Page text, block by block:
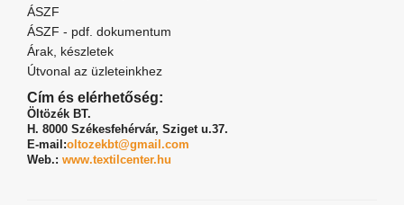
ÁSZF
ÁSZF - pdf. dokumentum
Árak, készletek
Útvonal az üzleteinkhez
Cím és elérhetőség:
Öltözék BT.
H. 8000 Székesfehérvár, Sziget u.37.
E-mail:oltozekbt@gmail.com
Web.: www.textilcenter.hu